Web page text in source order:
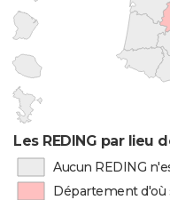
Les REDING par lieu
Aucun REDING
Département d'où